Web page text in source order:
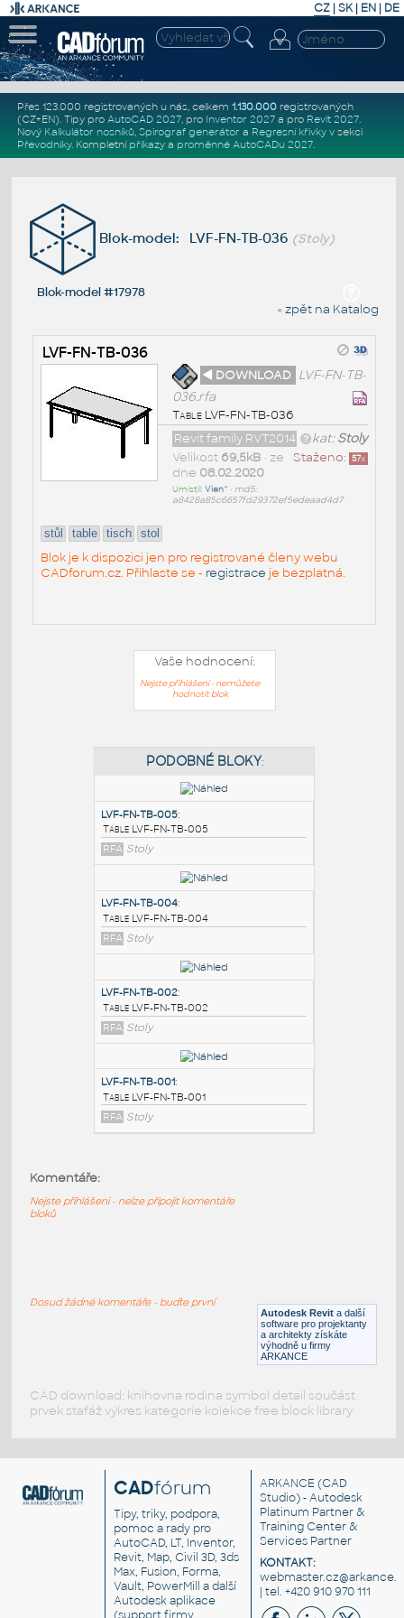
CZ | SK| EN | DE
Přes 123.000 registrovaných u nás, celkem 1.130.000registrovaných
(CZ+EN). Tipy pro AutoCAD 2027, pro Inventor 2027a pro Revit 2027.
Nový Kalkulátor nosníků, Spirograf generátor a Regresní křivkyv sekci
Převodníky. Kompletní příkazya proměnné AutoCADu 2027.
Blok-model: LVF-FN-TB-036 (Stoly)
Blok-model #17978
« zpět na Katalog
LVF-FN-TB-036
◄ DOWNLOAD LVF-FN-TB-
036.rfa
Table LVF-FN-TB-036
kat:Stoly
Revit family RVT2014
Staženo: 57x
Velikost 69,5kB• ze
dne 08.02.2020
Umístil:Vien^ • md5:
a8428a85c6657fd29372ef5edeaad4d7
stůl table tisch stol
Blok je k dispozici jen pro registrované členy webu
CADforum.cz. Přihlaste se - registrace je bezplatná.
Vaše hodnocení:
Nejste přihlášeni - nemůžete
hodnotit blok
PODOBNÉ BLOKY
LVF-FN-TB-005:
Table LVF-FN-TB-005
RFA Stoly
LVF-FN-TB-004:
Table LVF-FN-TB-004
RFA Stoly
RFA Stoly
Autodesk Revit a další
software pro projektanty
a architekty získáte
výhodně u firmy
ARKANCE
Komentáře:
Nejste přihlášeni - nelze připojit komentáře
bloků
Dosud žádné komentáře - buďte první
CAD download: knihovna rodina symbol detail součást
prvek stafáž výkres kategorie kolekce free block library
CADfórum
Tipy, triky, podpora,
pomoc a rady pro
AutoCAD, LT, Inventor,
Revit, Map, Civil 3D, 3ds
Max, Fusion, Forma,
Vault, PowerMill a další
Autodesk aplikace
ARKANCE (CAD
Studio) - Autodesk
Platinum Partner &
Training Center &
Services Partner
KONTAKT:
| tel. +420 910 970 111